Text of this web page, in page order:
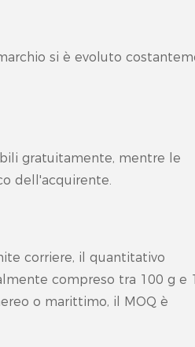
si è evoluto
gratuitamente, mentre le
dell'acquirente.
corriere, il quantitativo
compreso tra 100 g e 1
o marittimo, il MOQ è